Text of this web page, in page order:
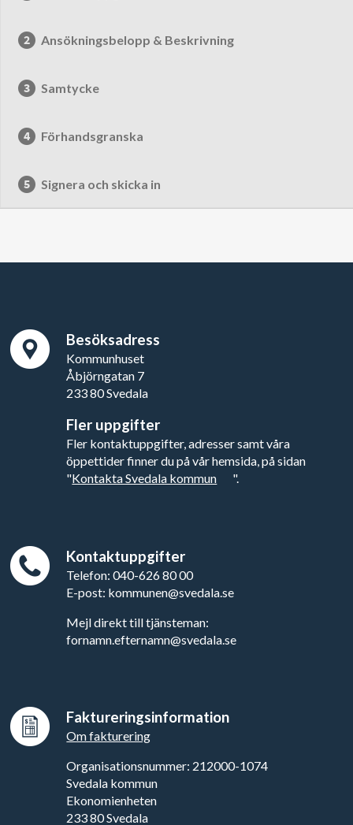
Ansökningsbelopp & Beskrivning
Samtycke
Förhandsgranska
Signera och skicka in
Besöksadress
Kommunhuset
Åbjörngatan 7
233 80 Svedala
Fler uppgifter
Fler kontaktuppgifter, adresser samt våra
öppettider finner du på vår hemsida, på sidan
"Kontakta Svedala kommun ".
Kontaktuppgifter
Telefon: 040-626 80 00
E-post: kommunen@svedala.se
Mejl direkt till tjänsteman:
fornamn.efternamn@svedala.se
Faktureringsinformation
Om fakturering
Organisationsnummer: 212000-1074
Svedala kommun
Ekonomienheten
233 80 Svedala